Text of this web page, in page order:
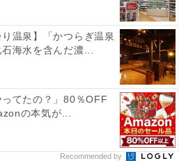
れている
り温泉】「かつらぎ温泉
海水を含んだ濃...
ってたの？」80％OFF
の本気が...
Recommended by